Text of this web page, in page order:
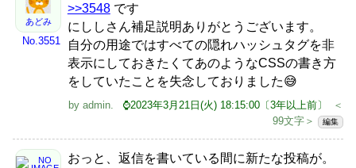
あどみ
No.3551
>>3548です
にししさん補足説明ありがとうございます。
自分の用途ではすべての隠れハッシュタグを非
表示にしておきたくてあのようなCSSの書き方
をしていたことを失念しておりました😅
by admin. ⌚2023年3月21日(火) 18:15:00〔3年以上前〕
＜
99文字＞
編集
おっと、返信を書いている間に新たな投稿が。